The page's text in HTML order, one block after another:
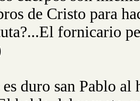
de Cristo para
fornicario
duro san Pablo al